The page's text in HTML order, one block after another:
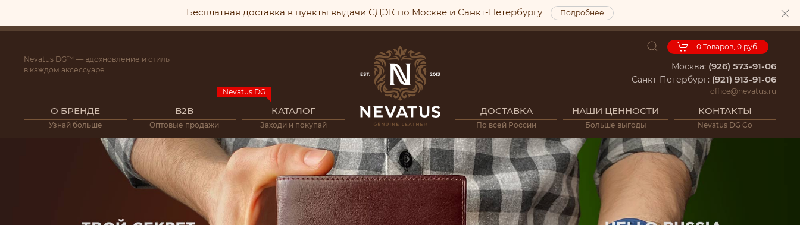
Бесплатная доставка в пункты выдачи СДЭК по Москве и Санкт-Петербургу Подробнее
Nevatus DG™ — вдохновление и стиль
в каждом аксессуаре
0 Товаров, 0 руб.
Москва: (926) 573-91-06
Санкт-Петербург: (921) 913-91-06
office@nevatus.ru
О БРЕНДЕ
Узнай больше
B2B
Оптовые продажи
КАТАЛОГ
Заходи и покупай
ДОСТАВКА
По всей России
НАШИ ЦЕННОСТИ
Больше выгоды
КОНТАКТЫ
Nevatus DG Co